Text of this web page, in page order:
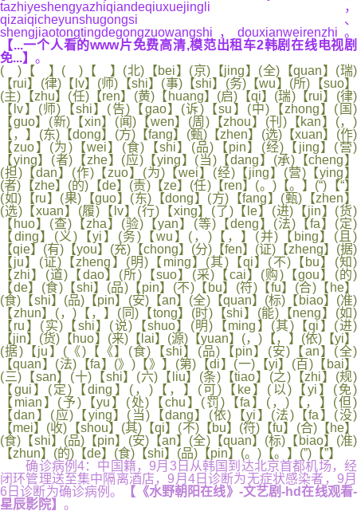
tazhiyeshengyazhiqiandeqiuxuejingli，
qizaiqicheyunshugongsi、
shengjiaotongtingdegongzuowangshi，douxianweirenzhi。
【...一个人看的www片免费高清,模范出租车2韩剧在线电视剧
免...】 。
( )【 】( )【 】(北)【bei】(京)【jing】(全)【quan】(瑞)
【rui】(律)【lv】(师)【shi】(事)【shi】(务)【wu】(所)【suo】
(主)【zhu】(任)【ren】(黄)【huang】(启)【qi】(瑞)【rui】(律)
【lv】(师)【shi】(告)【gao】(诉)【su】(中)【zhong】(国)
【guo】(新)【xin】(闻)【wen】(周)【zhou】(刊)【kan】(，)
【，】(东)【dong】(方)【fang】(甄)【zhen】(选)【xuan】(作)
【zuo】(为)【wei】(食)【shi】(品)【pin】(经)【jing】(营)
【ying】(者)【zhe】(应)【ying】(当)【dang】(承)【cheng】
(担)【dan】(作)【zuo】(为)【wei】(经)【jing】(营)【ying】
(者)【zhe】(的)【de】(责)【ze】(任)【ren】(。)【。】(“)【“】
(如)【ru】(果)【guo】(东)【dong】(方)【fang】(甄)【zhen】
(选)【xuan】(履)【lv】(行)【xing】(了)【le】(进)【jin】(货)
【huo】(查)【zha】(验)【yan】(等)【deng】(法)【fa】(定)
【ding】(义)【yi】(务)【wu】(，)【，】(并)【bing】(且)
【qie】(有)【you】(充)【chong】(分)【fen】(证)【zheng】(据)
【ju】(证)【zheng】(明)【ming】(其)【qi】(不)【bu】(知)
【zhi】(道)【dao】(所)【suo】(采)【cai】(购)【gou】(的)
【de】(食)【shi】(品)【pin】(不)【bu】(符)【fu】(合)【he】
(食)【shi】(品)【pin】(安)【an】(全)【quan】(标)【biao】(准)
【zhun】(，)【，】(同)【tong】(时)【shi】(能)【neng】(如)
【ru】(实)【shi】(说)【shuo】(明)【ming】(其)【qi】(进)
【jin】(货)【huo】(来)【lai】(源)【yuan】(，)【，】(依)【yi】
(据)【ju】(《)【《】(食)【shi】(品)【pin】(安)【an】(全)
【quan】(法)【fa】(》)【》】(第)【di】(一)【yi】(百)【bai】
(三)【san】(十)【shi】(六)【liu】(条)【tiao】(之)【zhi】(规)
【gui】(定)【ding】(，)【，】(可)【ke】(以)【yi】(免)
【mian】(予)【yu】(处)【chu】(罚)【fa】(，)【，】(但)
【dan】(应)【ying】(当)【dang】(依)【yi】(法)【fa】(没)
【mei】(收)【shou】(其)【qi】(不)【bu】(符)【fu】(合)【he】
(食)【shi】(品)【pin】(安)【an】(全)【quan】(标)【biao】(准)
【zhun】(的)【de】(食)【shi】(品)【pin】(。)【。】(”)【”】
确诊病例4：中国籍，9月3日从韩国到达北京首都机场，经
闭环管理送至集中隔离酒店，9月4日诊断为无症状感染者，9月
6日诊断为确诊病例。
【《水野朝阳在线》-文艺剧-hd在线观看-
星辰影院】 。